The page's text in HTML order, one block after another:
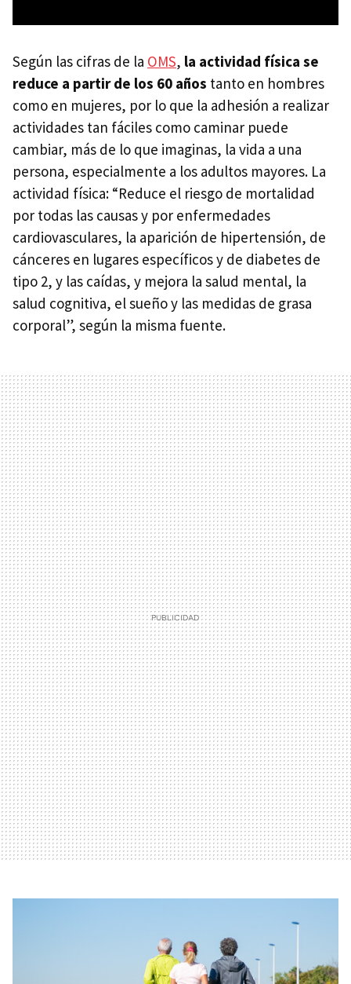
Según las cifras de la OMS, la actividad física se
reduce a partir de los 60 años tanto en hombres
como en mujeres, por lo que la adhesión a realizar
actividades tan fáciles como caminar puede
cambiar, más de lo que imaginas, la vida a una
persona, especialmente a los adultos mayores. La
actividad física: “Reduce el riesgo de mortalidad
por todas las causas y por enfermedades
cardiovasculares, la aparición de hipertensión, de
cánceres en lugares específicos y de diabetes de
tipo 2, y las caídas, y mejora la salud mental, la
salud cognitiva, el sueño y las medidas de grasa
corporal”, según la misma fuente.